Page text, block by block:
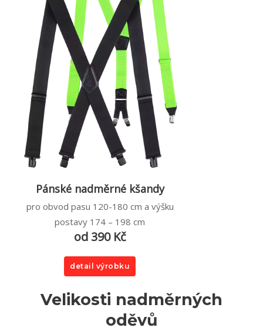
Pánské nadměrné kšandy
pro obvod pasu 120-180 cm a výšku
postavy 174 – 198 cm
od 390 Kč
detail výrobku
Velikosti nadměrných
oděvů